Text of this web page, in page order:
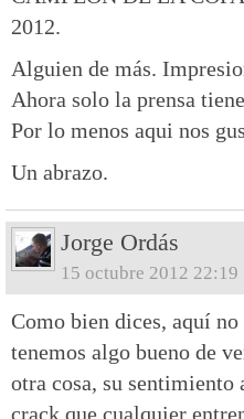
2012.
Alguien de más.
Ahora solo la prensa
Por lo menos aqui nos
Un abrazo.
Jorge Ordás
15 octubre 2012 22:19
Como bien dices, aquí
tenemos algo bueno de
otra cosa, su
crack que cualquier